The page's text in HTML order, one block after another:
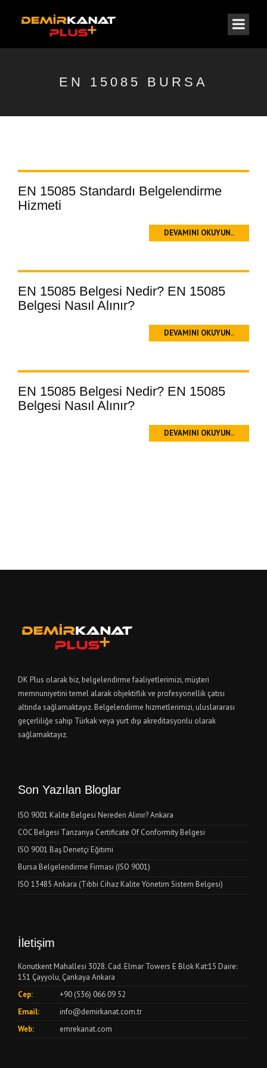
EN 15085 BURSA
EN 15085 Standardı Belgelendirme
Hizmeti
DEVAMINI OKUYUN..
EN 15085 Belgesi Nedir? EN 15085
Belgesi Nasıl Alınır?
DEVAMINI OKUYUN..
EN 15085 Belgesi Nedir? EN 15085
Belgesi Nasıl Alınır?
DEVAMINI OKUYUN..
DK Plus olarak biz, belgelendirme faaliyetlerimizi, müşteri
memnuniyetini temel alarak objektiflik ve profesyonellik çatısı
altında sağlamaktayız. Belgelendirme hizmetlerimizi, uluslararası
geçerliliğe sahip Türkak veya yurt dışı akreditasyonlu olarak
sağlamaktayız.
Son Yazılan Bloglar
ISO 9001 Kalite Belgesi Nereden Alınır? Ankara
COC Belgesi Tanzanya Certificate Of Conformity Belgesi
ISO 9001 Baş Denetçi Eğitimi
Bursa Belgelendirme Firması (ISO 9001)
ISO 13485 Ankara (Tıbbi Cihaz Kalite Yönetim Sistem Belgesi)
İletişim
Konutkent Mahallesi 3028. Cad. Elmar Towers E Blok Kat:15 Daire:
151 Çayyolu, Çankaya Ankara
Cep:
+90 (536) 066 09 52
Email:
info@demirkanat.com.tr
Web:
emrekanat.com